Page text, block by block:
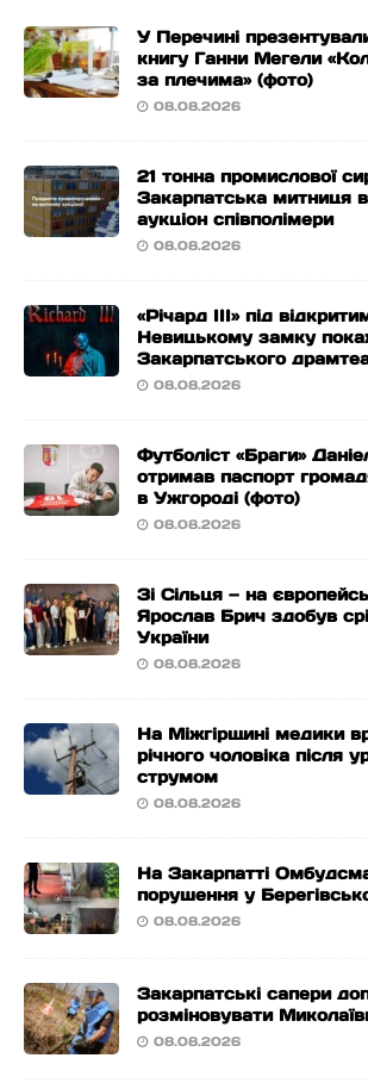
У Перечині
книгу Ганни Мегели
за плечима» (фото)
08.08.2026
21 тонна промислової
Закарпатська митниця
аукціон співполімери
08.08.2026
«Річард ІІІ» під
Невицькому замку
Закарпатського
08.08.2026
Футболіст «Браги»
отримав паспорт
в Ужгороді (фото)
08.08.2026
Зі Сільця — на
Ярослав Брич здобув
України
08.08.2026
На Міжгірщині медики
річного чоловіка після
струмом
08.08.2026
На Закарпатті
порушення у
08.08.2026
Закарпатські сапери
розміновувати
08.08.2026